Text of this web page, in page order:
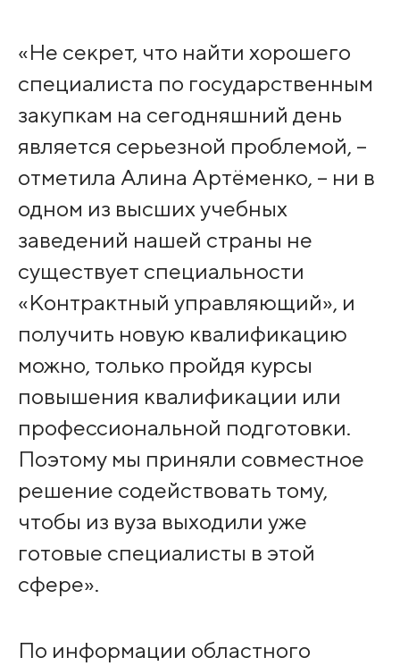
«Не секрет, что найти хорошего
специалиста по государственным
закупкам на сегодняшний день
является серьезной проблемой, –
отметила Алина Артёменко, – ни в
одном из высших учебных
заведений нашей страны не
существует специальности
«Контрактный управляющий», и
получить новую квалификацию
можно, только пройдя курсы
повышения квалификации или
профессиональной подготовки.
Поэтому мы приняли совместное
решение содействовать тому,
чтобы из вуза выходили уже
готовые специалисты в этой
сфере».
По информации областного